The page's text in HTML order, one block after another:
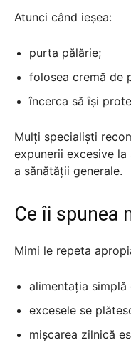
Atunci când ieșea:
purta pălărie;
folosea cremă de
încerca să își
Mulți specialiști
expunerii excesive
a sănătății generale.
Ce îi spunea
Mimi le repeta
alimentația simplă
excesele se
mișcarea zilnică